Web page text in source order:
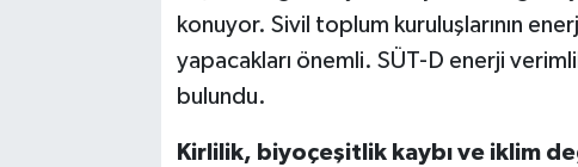
konuyor. Sivil toplum kuruluşlarının
yapacakları önemli. SÜT-D enerji
bulundu.
Kirlilik, biyoçeşitlik kaybı ve iklim